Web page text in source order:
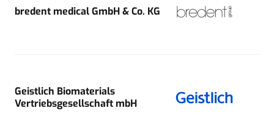
bredent medical GmbH & Co. KG
Geistlich Biomaterials
Vertriebsgesellschaft mbH